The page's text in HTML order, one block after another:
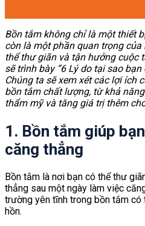
Bồn tắm không chỉ là một thiết
còn là một phần quan trọng
thể thư giãn và tận hưởng cuộc
sẽ trình bày “6 Lý do tại sao
Chúng ta sẽ xem xét các lợi ích
bồn tắm chất lượng, từ khả
thẩm mỹ và tăng giá trị thêm
1. Bồn tắm giúp
căng thẳng
Bồn tắm là nơi bạn có thể thư
thẳng sau một ngày làm việc
trường yên tĩnh trong bồn tắm có
hồn.